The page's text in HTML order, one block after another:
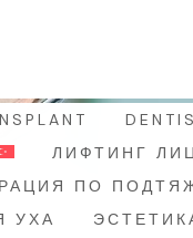
NOW
ЛИФТИНГ
ПО
УХА